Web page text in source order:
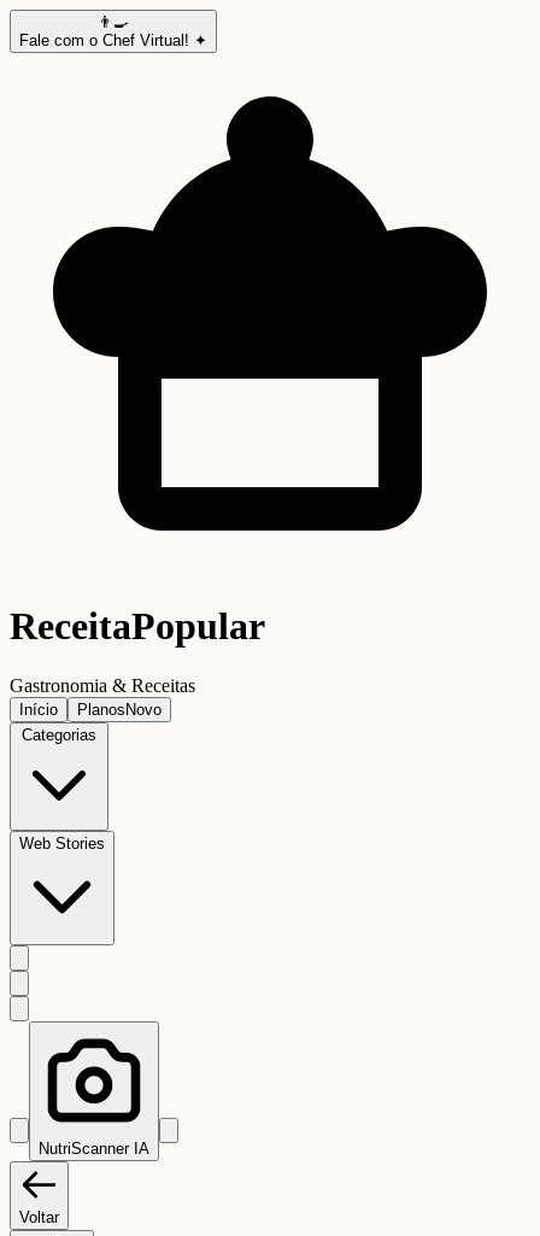
👨‍🍳
Fale com o Chef Virtual! ✦
ReceitaPopular
Gastronomia & Receitas
Início Planos Novo
Categorias
Web Stories
NutriScanner IA
Voltar